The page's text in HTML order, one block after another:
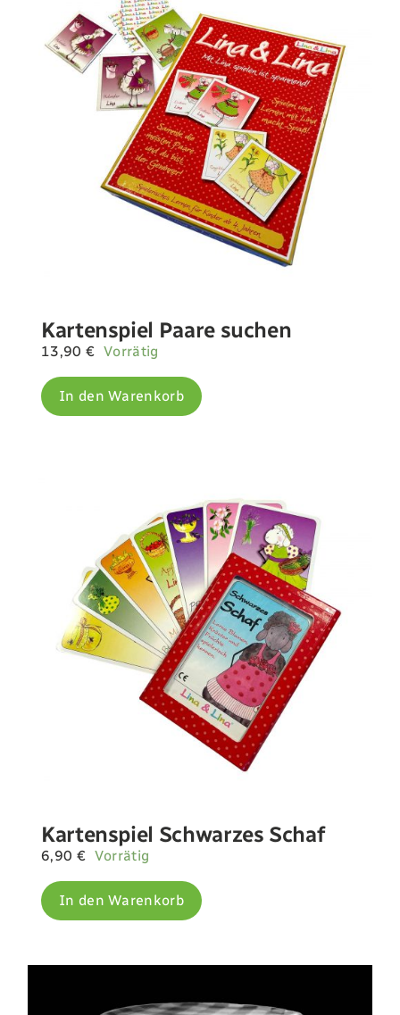
Kartenspiel Paare suchen
13,90 € Vorrätig
In den Warenkorb
Kartenspiel Schwarzes Schaf
6,90 € Vorrätig
In den Warenkorb